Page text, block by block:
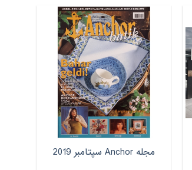
مجله Anchor سپتامبر 2019